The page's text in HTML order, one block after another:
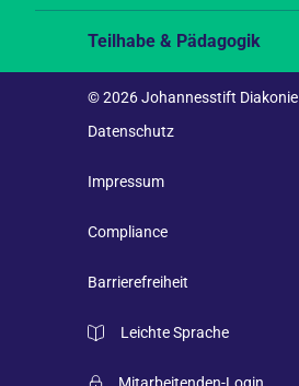
Teilhabe & Pädagogik
© 2026 Johannesstift Diakonie
Datenschutz
Impressum
Compliance
Barrierefreiheit
Leichte Sprache